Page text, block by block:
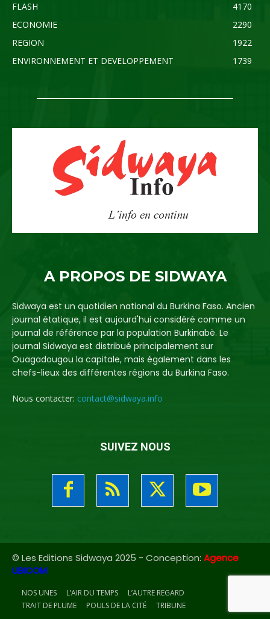
FLASH
4170
ECONOMIE
2290
REGION
1922
ENVIRONNEMENT ET DEVELOPPEMENT
1739
A PROPOS DE SIDWAYA
Sidwaya est un quotidien national du Burkina Faso. Ancien
journal étatique, il est aujourd'hui considéré comme un
journal de référence par la population Burkinabè. Le
journal Sidwaya est distribué principalement sur
Ouagadougou la capitale, mais également dans les
chefs-lieux des différentes régions du Burkina Faso.
Nous contacter: contact@sidwaya.info
SUIVEZ NOUS
© Les Editions Sidwaya 2025 - Conception: Agence
UBICOM
NOS UNES L’AIR DU TEMPS
L’AUTRE REGARD
TRAIT DE PLUME
POULS DE LA CITÉ TRIBUNE